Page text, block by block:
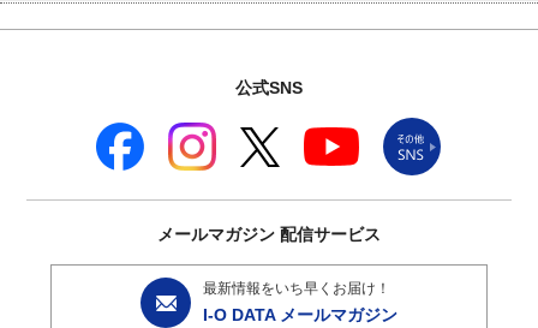
公式SNS
メールマガジン 配信サービス
最新情報をいち早くお届け！
I-O DATA メールマガジン